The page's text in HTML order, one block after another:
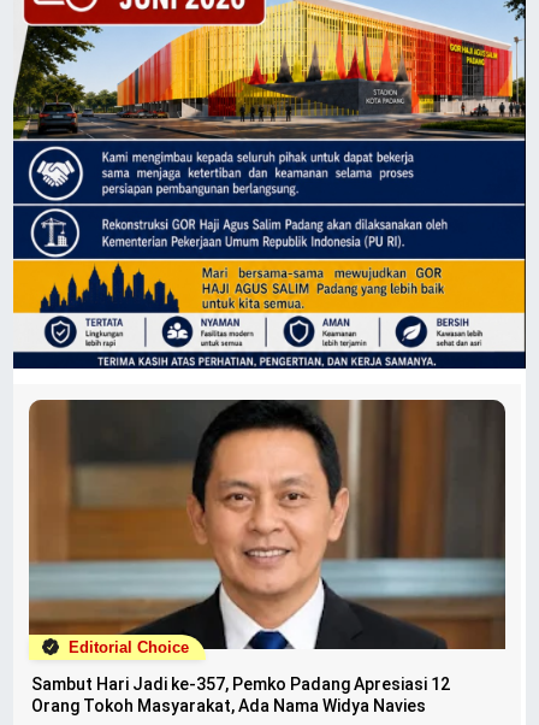
Editorial Choice
Sambut Hari Jadi ke-357, Pemko Padang Apresiasi 12
Orang Tokoh Masyarakat, Ada Nama Widya Navies